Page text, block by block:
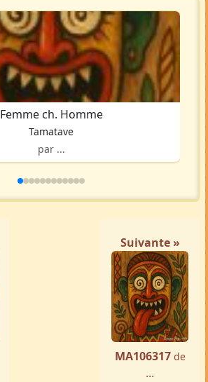
Femme ch. Homme
Tamatave
par ...
Suivante »
MA106317 de
...